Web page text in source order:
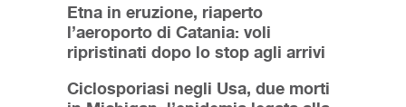
Etna in eruzione, riaperto
l’aeroporto di Catania: voli
ripristinati dopo lo stop agli arrivi
Ciclosporiasi negli Usa, due morti